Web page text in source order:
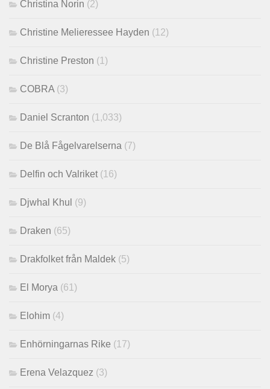
Christina Norin (2)
Christine Melieressee Hayden (12)
Christine Preston (1)
COBRA (3)
Daniel Scranton (1,033)
De Blå Fågelvarelserna (7)
Delfin och Valriket (16)
Djwhal Khul (9)
Draken (65)
Drakfolket från Maldek (5)
El Morya (61)
Elohim (4)
Enhörningarnas Rike (17)
Erena Velazquez (3)